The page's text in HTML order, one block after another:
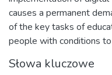
causes a permanent
of the key tasks of
people with conditions
Słowa kluczowe